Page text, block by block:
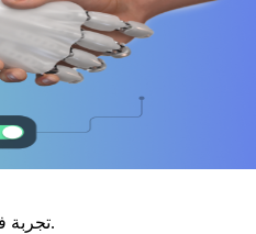
تجربة فريدة تجمع بين التقنية والاحتراف.